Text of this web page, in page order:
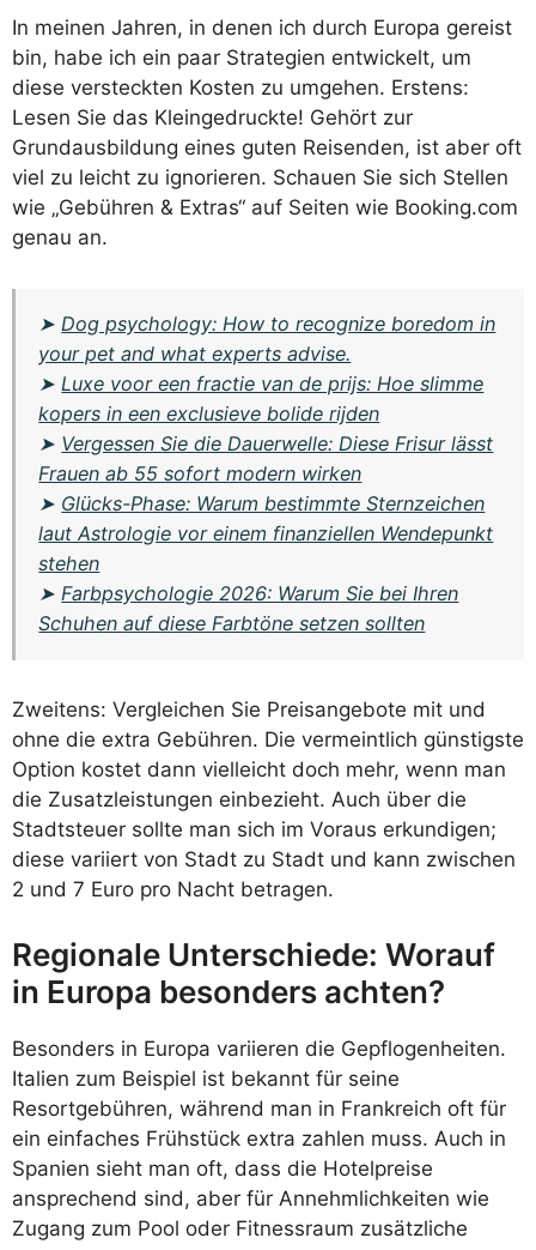
In meinen Jahren, in denen ich durch Europa gereist
bin, habe ich ein paar Strategien entwickelt, um
diese versteckten Kosten zu umgehen. Erstens:
Lesen Sie das Kleingedruckte! Gehört zur
Grundausbildung eines guten Reisenden, ist aber oft
viel zu leicht zu ignorieren. Schauen Sie sich Stellen
wie „Gebühren & Extras“ auf Seiten wie Booking.com
genau an.
➤Dog psychology: How to recognize boredom in
your pet and what experts advise.
➤Luxe voor een fractie van de prijs: Hoe slimme
kopers in een exclusieve bolide rijden
➤ Vergessen Sie die Dauerwelle: Diese Frisur lässt
Frauen ab 55 sofort modern wirken
➤ Glücks-Phase: Warum bestimmte Sternzeichen
laut Astrologie vor einem finanziellen Wendepunkt
stehen
➤Farbpsychologie 2026: Warum Sie bei Ihren
Schuhen auf diese Farbtöne setzen sollten
Zweitens: Vergleichen Sie Preisangebote mit und
ohne die extra Gebühren. Die vermeintlich günstigste
Option kostet dann vielleicht doch mehr, wenn man
die Zusatzleistungen einbezieht. Auch über die
Stadtsteuer sollte man sich im Voraus erkundigen;
diese variiert von Stadt zu Stadt und kann zwischen
2 und 7 Euro pro Nacht betragen.
Regionale Unterschiede: Worauf
in Europa besonders achten?
Besonders in Europa variieren die Gepflogenheiten.
Italien zum Beispiel ist bekannt für seine
Resortgebühren, während man in Frankreich oft für
ein einfaches Frühstück extra zahlen muss. Auch in
Spanien sieht man oft, dass die Hotelpreise
ansprechend sind, aber für Annehmlichkeiten wie
Zugang zum Pool oder Fitnessraum zusätzliche